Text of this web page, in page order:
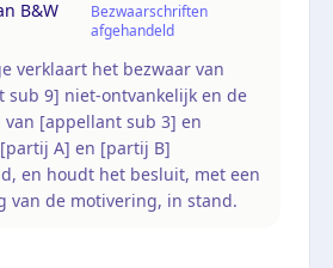
B&W
Bezwaarschriften
afgehandeld
verklaart het bezwaar van
sub 9] niet-ontvankelijk en de
van [appellant sub 3] en
A] en [partij B]
en houdt het besluit, met een
van de motivering, in stand.